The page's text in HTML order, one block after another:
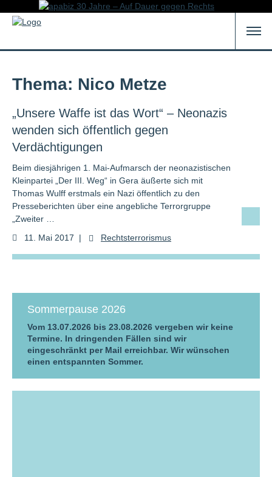
Thema: Nico Metze
„Unsere Waffe ist das Wort“ – Neonazis
wenden sich öffentlich gegen
Verdächtigungen
Beim diesjährigen 1. Mai-Aufmarsch der neonazistischen
Kleinpartei „Der III. Weg“ in Gera äußerte sich mit
Thomas Wulff erstmals ein Nazi öffentlich zu den
Presseberichten über eine angebliche Terrorgruppe
„Zweiter …
11. Mai 2017 | Rechtsterrorismus
Sommerpause 2026
Vom 13.07.2026 bis 23.08.2026 vergeben wir keine
Termine. In dringenden Fällen sind wir
eingeschränkt per Mail erreichbar. Wir wünschen
einen entspannten Sommer.